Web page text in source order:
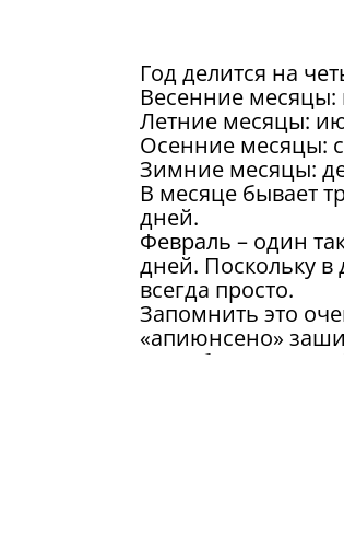
Год делится на
Весенние месяцы:
Летние месяцы:
Осенние месяцы:
Зимние месяцы:
В месяце бывает
дней.
Февраль – один
дней. Поскольку в
всегда просто.
Запомнить это
«апиюнсено»
сентябрь, но –